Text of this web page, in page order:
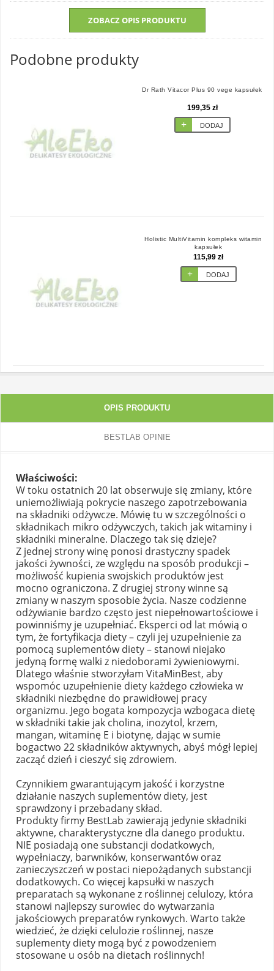
ZOBACZ OPIS PRODUKTU
Podobne produkty
Dr Rath Vitacor Plus 90 vege kapsułek
199,35 zł
DODAJ
Holistic MultiVitamin kompleks witamin 90
kapsułek
115,99 zł
DODAJ
OPIS PRODUKTU
BESTLAB OPINIE
Właściwości:
W toku ostatnich 20 lat obserwuje się zmiany, które
uniemożliwiają pokrycie naszego zapotrzebowania
na składniki odżywcze. Mówię tu w szczególności o
składnikach mikro odżywczych, takich jak witaminy i
składniki mineralne. Dlaczego tak się dzieje?
Z jednej strony winę ponosi drastyczny spadek
jakości żywności, ze względu na sposób produkcji –
możliwość kupienia swojskich produktów jest
mocno ograniczona. Z drugiej strony winne są
zmiany w naszym sposobie życia. Nasze codzienne
odżywianie bardzo często jest niepełnowartościowe i
powinniśmy je uzupełniać. Eksperci od lat mówią o
tym, że fortyfikacja diety – czyli jej uzupełnienie za
pomocą suplementów diety – stanowi niejako
jedyną formę walki z niedoborami żywieniowymi.
Dlatego właśnie stworzyłam VitaMinBest, aby
wspomóc uzupełnienie diety każdego człowieka w
składniki niezbędne do prawidłowej pracy
organizmu. Jego bogata kompozycja wzbogaca dietę
w składniki takie jak cholina, inozytol, krzem,
mangan, witaminę E i biotynę, dając w sumie
bogactwo 22 składników aktywnych, abyś mógł lepiej
zacząć dzień i cieszyć się zdrowiem.
Czynnikiem gwarantującym jakość i korzystne
działanie naszych suplementów diety, jest
sprawdzony i przebadany skład.
Produkty firmy BestLab zawierają jedynie składniki
aktywne, charakterystyczne dla danego produktu.
NIE posiadają one substancji dodatkowych,
wypełniaczy, barwników, konserwantów oraz
zanieczyszczeń w postaci niepożądanych substancji
dodatkowych. Co więcej kapsułki w naszych
preparatach są wykonane z roślinnej celulozy, która
stanowi najlepszy surowiec do wytwarzania
jakościowych preparatów rynkowych. Warto także
wiedzieć, że dzięki celulozie roślinnej, nasze
suplementy diety mogą być z powodzeniem
stosowane u osób na dietach roślinnych!